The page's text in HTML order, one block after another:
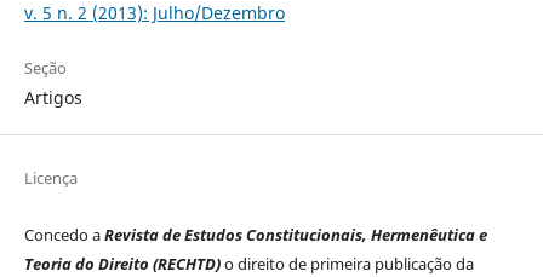
v. 5 n. 2 (2013): Julho/Dezembro
Seção
Artigos
Licença
Concedo aRevista de Estudos Constitucionais, Hermenêutica e
Teoria do Direito (RECHTD)o direito de primeira publicação da